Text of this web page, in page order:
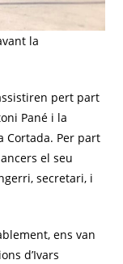
la
pert part
Pané i la
Cortada. Per part
el seu
secretari, i
ens van
d’Ivars